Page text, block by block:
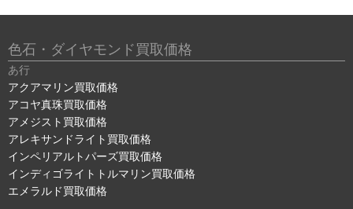
色石・ダイヤモンド買取価格
あ行
アクアマリン買取価格
アコヤ真珠買取価格
アメジスト買取価格
アレキサンドライト買取価格
インペリアルトパーズ買取価格
インディゴライトトルマリン買取価格
エメラルド買取価格